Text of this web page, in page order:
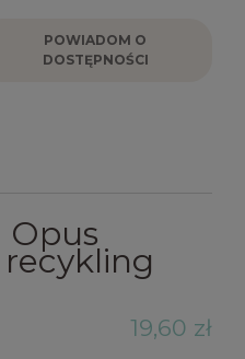
POWIADOM O
DOSTĘPNOŚCI
Opus
19,60 zł